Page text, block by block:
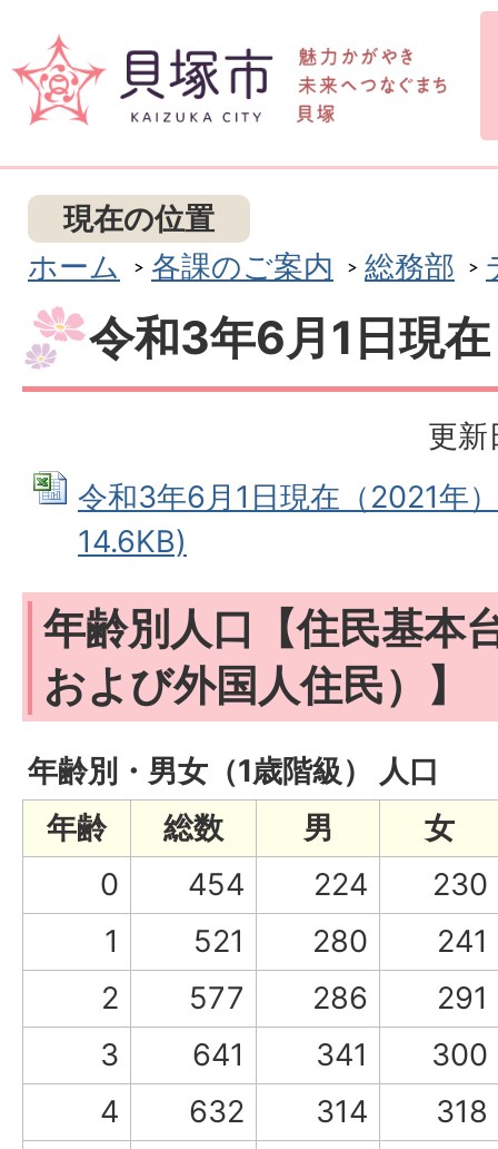
現在の位置
ホーム
各課のご案内 総務部
令和3年6月1日現
更新
令和3年6月1日現在（2021年
14.6KB)
年齢別人口【住民基本
および外国人住民）】
年齢別・男女（1歳階級） 人口
年齢
総数 男
女
0
454 224
230
1
521 280
241
2
577 286
291
3
641 341
300
4
632 314
318